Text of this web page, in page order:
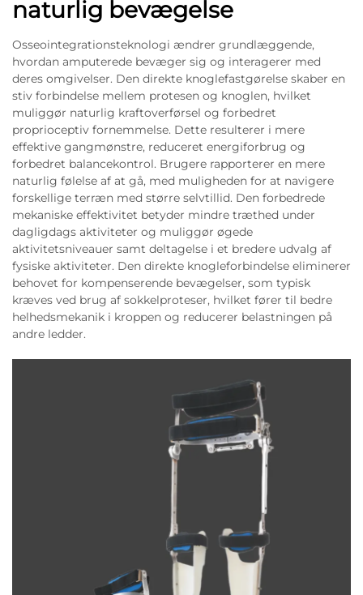
naturlig bevægelse
Osseointegrationsteknologi ændrer grundlæggende,
hvordan amputerede bevæger sig og interagerer med
deres omgivelser. Den direkte knoglefastgørelse skaber en
stiv forbindelse mellem protesen og knoglen, hvilket
muliggør naturlig kraftoverførsel og forbedret
proprioceptiv fornemmelse. Dette resulterer i mere
effektive gangmønstre, reduceret energiforbrug og
forbedret balancekontrol. Brugere rapporterer en mere
naturlig følelse af at gå, med muligheden for at navigere
forskellige terræn med større selvtillid. Den forbedrede
mekaniske effektivitet betyder mindre træthed under
dagligdags aktiviteter og muliggør øgede
aktivitetsniveauer samt deltagelse i et bredere udvalg af
fysiske aktiviteter. Den direkte knogleforbindelse eliminerer
behovet for kompenserende bevægelser, som typisk
kræves ved brug af sokkelproteser, hvilket fører til bedre
helhedsmekanik i kroppen og reducerer belastningen på
andre ledder.